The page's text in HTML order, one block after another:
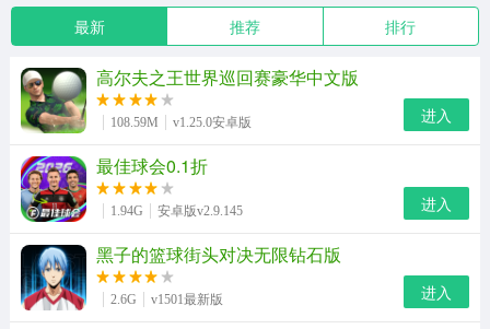
冒险解谜 经营养成 音乐舞蹈
体育竞技 桌游棋牌 手游工具
最新 推荐 排行
高尔夫之王世界巡回赛豪华中文版
108.59M v1.25.0安卓版 进入
最佳球会0.1折
1.94G 安卓版v2.9.145 进入
黑子的篮球街头对决无限钻石版
2.6G v1501最新版 进入